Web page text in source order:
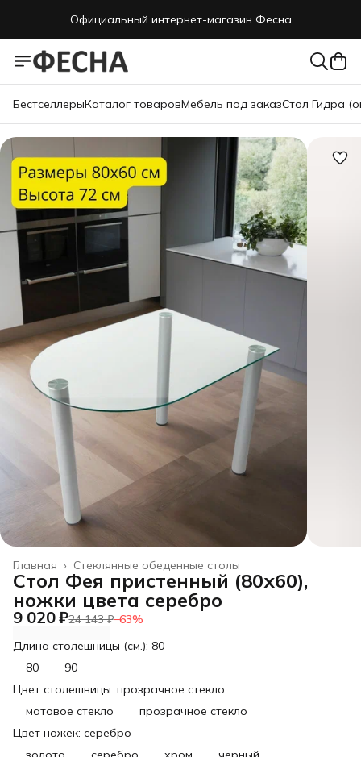
Официальный интернет-магазин Фесна
БестселлерыКаталог товаровМебель под заказСтол Гидра
Стеклянные обеденные столы
Главная ›
Стол Фея пристенный (80х60),
ножки цвета серебро
9 020 ₽24 143 ₽−63%
Длина столешницы (см.): 80
80
90
Цвет столешницы: прозрачное стекло
матовое стекло
прозрачное стекло
Цвет ножек: серебро